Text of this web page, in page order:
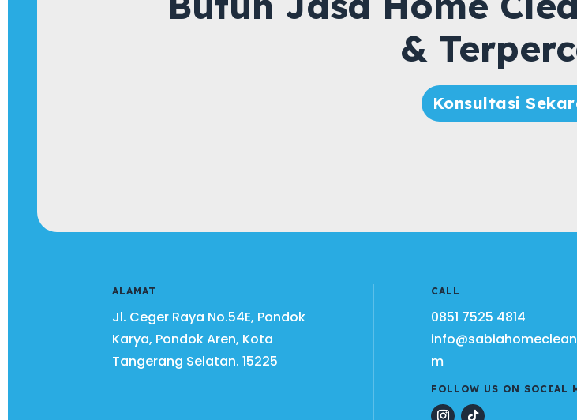
&
Konsultasi
ALAMAT
Jl. Ceger Raya No.54E, Pondok
Karya, Pondok Aren, Kota
Tangerang Selatan.15225
CALL
0851 7525 4814
m
FOLLOW US ON SOCIAL